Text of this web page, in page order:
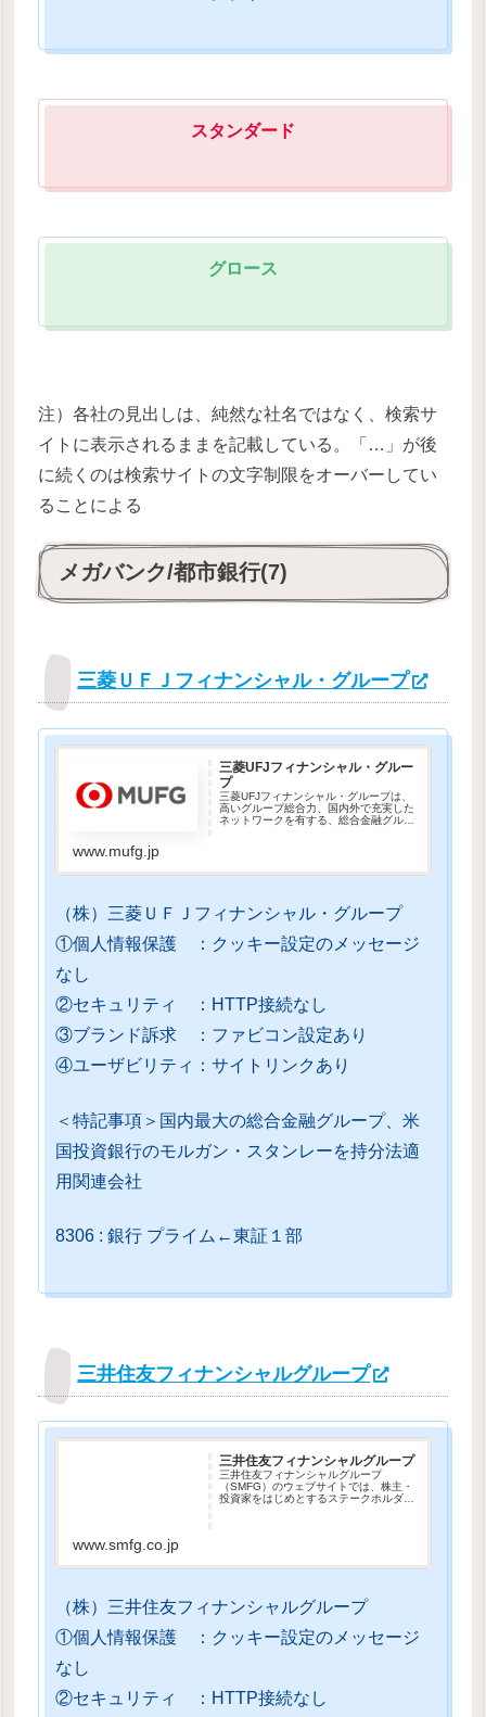
スタンダード
グロース
注）各社の見出しは、純然な社名ではなく、検索サ
イトに表示されるままを記載している。「…」が後
に続くのは検索サイトの文字制限をオーバーしてい
ることによる
メガバンク/都市銀行(7)
三菱ＵＦＪフィナンシャル・グループ
三菱UFJフィナンシャル・グルー
プ
三菱UFJフィナンシャル・グループは、
高いグループ総合力、国内外で充実した
ネットワークを有する、総合金融グルー
www.mufg.jp
（株）三菱ＵＦＪフィナンシャル・グループ
①個人情報保護 ：クッキー設定のメッセージ
なし
②セキュリティ ：HTTP接続なし
③ブランド訴求 ：ファビコン設定あり
④ユーザビリティ：サイトリンクあり
＜特記事項＞国内最大の総合金融グループ、米
国投資銀行のモルガン・スタンレーを持分法適
用関連会社
8306 : 銀行 プライム←東証１部
三井住友フィナンシャルグループ
三井住友フィナンシャルグループ
三井住友フィナンシャルグループ
（SMFG）のウェブサイトでは、株主・
投資家をはじめとするステークホルダー
www.smfg.co.jp
（株）三井住友フィナンシャルグループ
①個人情報保護 ：クッキー設定のメッセージ
なし
②セキュリティ ：HTTP接続なし